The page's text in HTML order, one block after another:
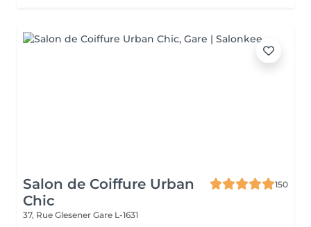
Salon de Coiffure Urban
Chic
150
37, Rue Glesener Gare L-1631